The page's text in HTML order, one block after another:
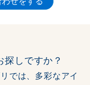
しですか？
では、多彩なアイ